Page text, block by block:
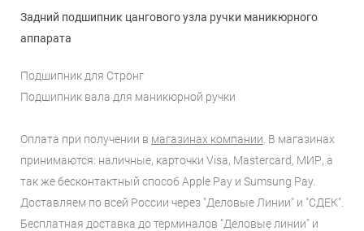
Задний подшипник цангового узла ручки маникюрного
аппарата
Подшипник для Стронг
Подшипник вала для маникюрной ручки
Оплата при получении в магазинах компании . В магазинах
принимаются: наличные, карточки Visa, Mastercard, МИР, а
так же бесконтактный способ Apple Pay и Sumsung Pay.
Доставляем по всей России через "Деловые Линии" и "СДЕК".
Бесплатная доставка до терминалов "Деловые линии" и